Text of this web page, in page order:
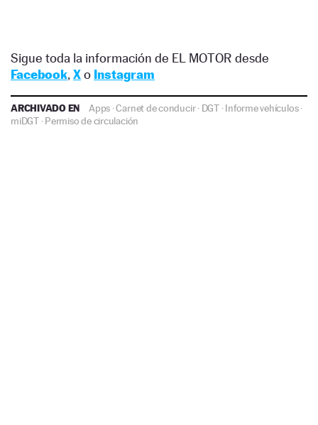
Sigue toda la información de EL MOTOR desde
Facebook, Xo Instagram
ARCHIVADO EN Apps ·Carnet de conducir· DGT·Informe vehículos·
miDGT·Permiso de circulación